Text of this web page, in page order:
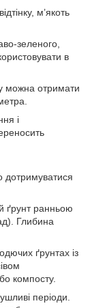
м’якоть
зеленого,
в
можна отримати
і
дотримуватися
ґрунт ранньою
Глибина
ґрунтах із
компосту.
періоди.